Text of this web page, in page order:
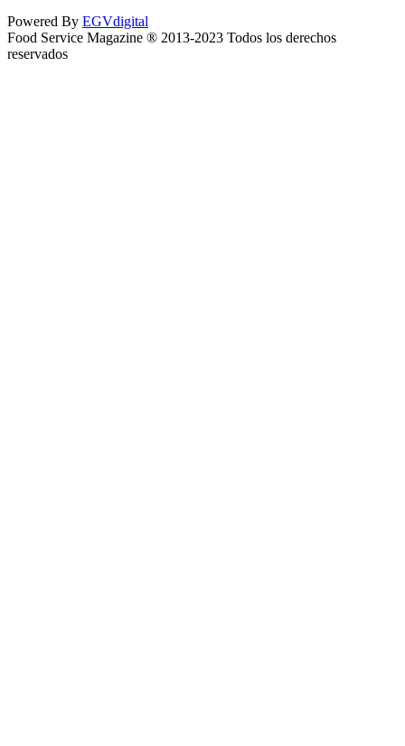
Powered By EGVdigital
Food Service Magazine ® 2013-2023 Todos los derechos
reservados